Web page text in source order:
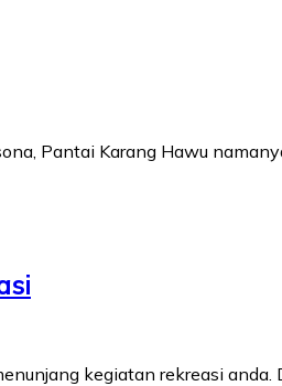
Pantai Karang Hawu
kegiatan rekreasi anda.